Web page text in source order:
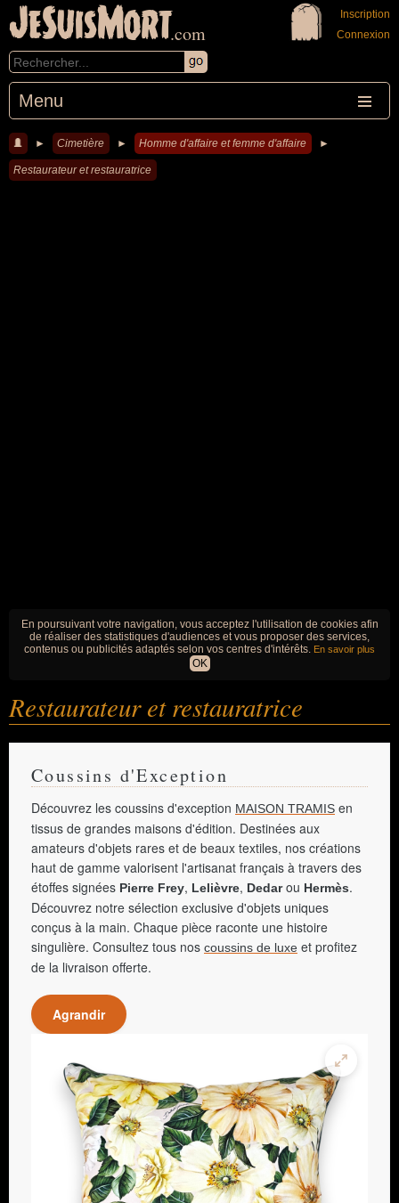
JeSuisMort.com
Menu
Inscription
Connexion
► Cimetière ► Homme d'affaire et femme d'affaire ►
Restaurateur et restauratrice
En poursuivant votre navigation, vous acceptez l'utilisation de cookies afin
de réaliser des statistiques d'audiences et vous proposer des services,
contenus ou publicités adaptés selon vos centres d'intérêts. En savoir plus
OK
Restaurateur et restauratrice
Coussins d'Exception
Découvrez les coussins d'exception MAISON TRAMIS en
tissus de grandes maisons d'édition. Destinées aux
amateurs d'objets rares et de beaux textiles, nos créations
haut de gamme valorisent l'artisanat français à travers des
étoffes signées Pierre Frey, Lelièvre, Dedarou Hermès.
Découvrez notre sélection exclusive d'objets uniques
conçus à la main. Chaque pièce raconte une histoire
singulière. Consultez tous nos coussins de luxe et profitez
de la livraison offerte.
Agrandir